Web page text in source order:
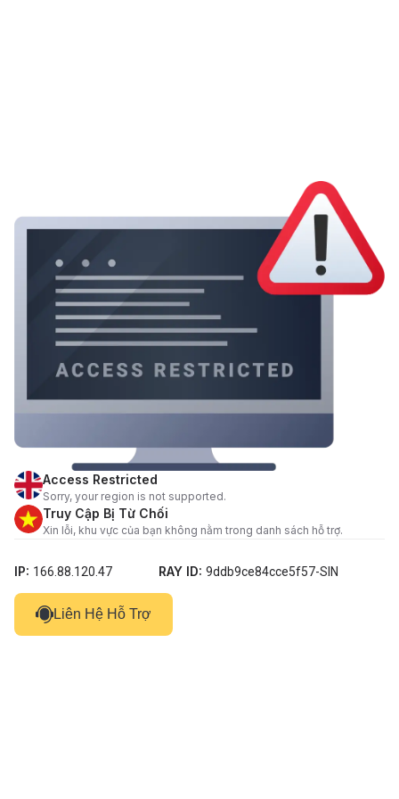
Access Restricted
Sorry, your region is not supported.
Truy Cập Bị Từ Chối
Xin lỗi, khu vực của bạn không nằm trong danh sách hỗ trợ.
IP: 166.88.120.47 RAY ID: 9ddb9ce84cce5f57-SIN
Liên Hệ Hỗ Trợ